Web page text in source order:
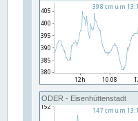
ODER - Eisenhüttenstadt